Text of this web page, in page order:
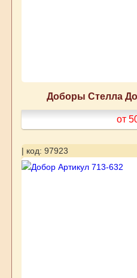
Доборы Стелла
от
| код: 97923